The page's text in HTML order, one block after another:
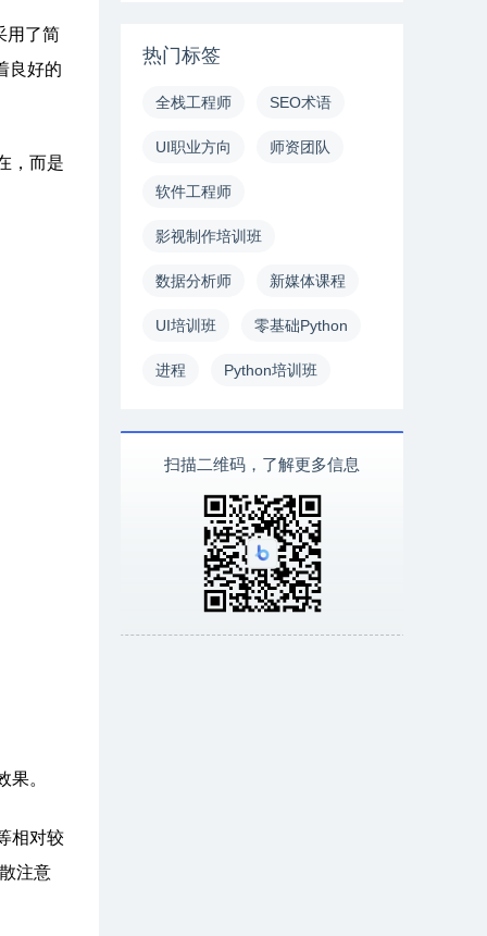
用了简
良好的
，而是
。
相对较
注意
热门标签
全栈工程师 SEO术语
UI职业方向 师资团队
软件工程师
影视制作培训班
数据分析师 新媒体课程
UI培训班 零基础Python
进程 Python培训班
扫描二维码，了解更多信息